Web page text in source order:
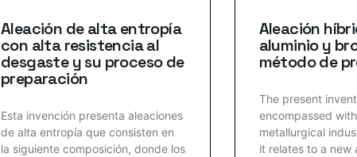
Aleación de alta entropía
con alta resistencia al
desgaste y su proceso de
preparación
Esta invención presenta aleaciones
de alta entropía que consisten en
la siguiente composición, donde los
Aleación
aluminio y
método de
The present
encompassed
metallurgical
it relates to a new